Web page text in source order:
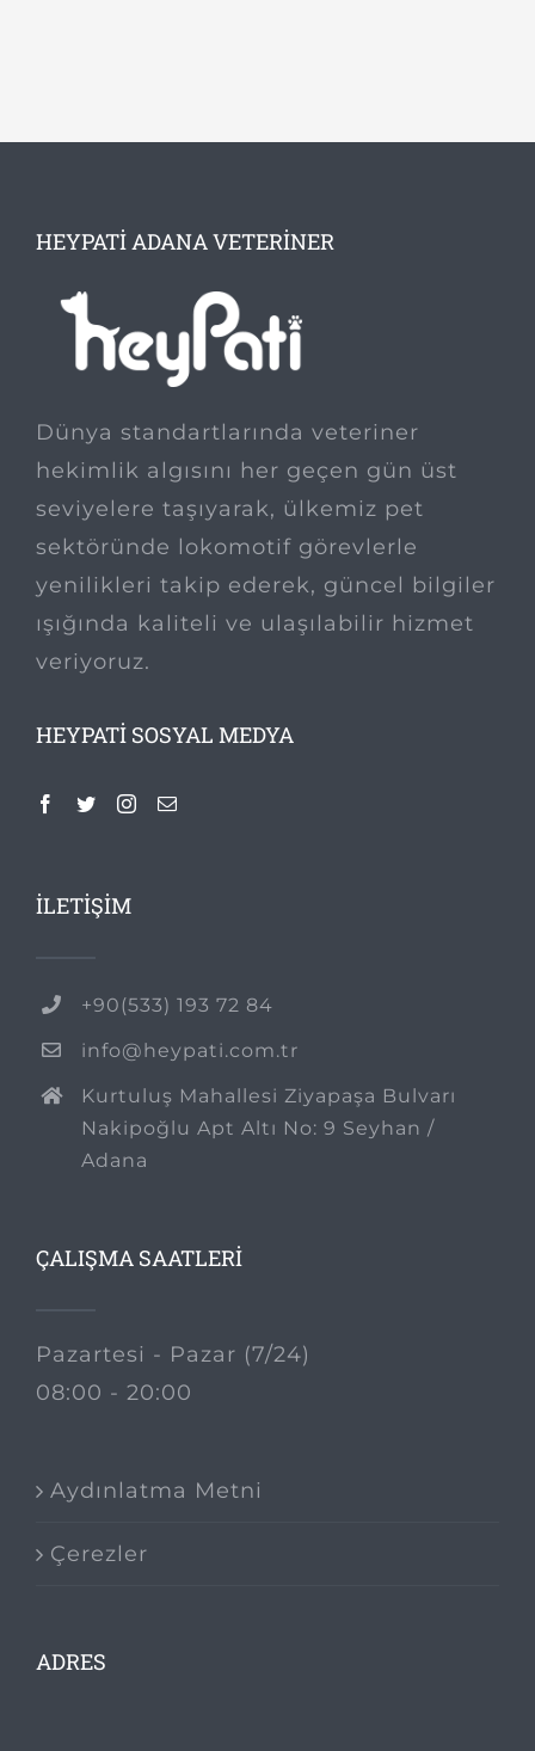
HEYPATI ADANA VETERINER
Dünya standartlarında veteriner
hekimlik algısını her geçen gün üst
seviyelere taşıyarak, ülkemiz pet
sektöründe lokomotif görevlerle
yenilikleri takip ederek, güncel bilgiler
ışığında kaliteli ve ulaşılabilir hizmet
veriyoruz.
HEYPATI SOSYAL MEDYA
İLETİŞİM
+90(533) 193 72 84
info@heypati.com.tr
Kurtuluş Mahallesi Ziyapaşa Bulvarı
Nakipoğlu Apt Altı No: 9 Seyhan /
Adana
ÇALIŞMA SAATLERİ
Pazartesi - Pazar (7/24)
08:00 - 20:00
Aydınlatma Metni
Çerezler
ADRES